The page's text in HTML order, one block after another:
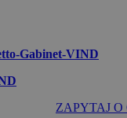
Gabinet-VIND
ZAPYTAJ O